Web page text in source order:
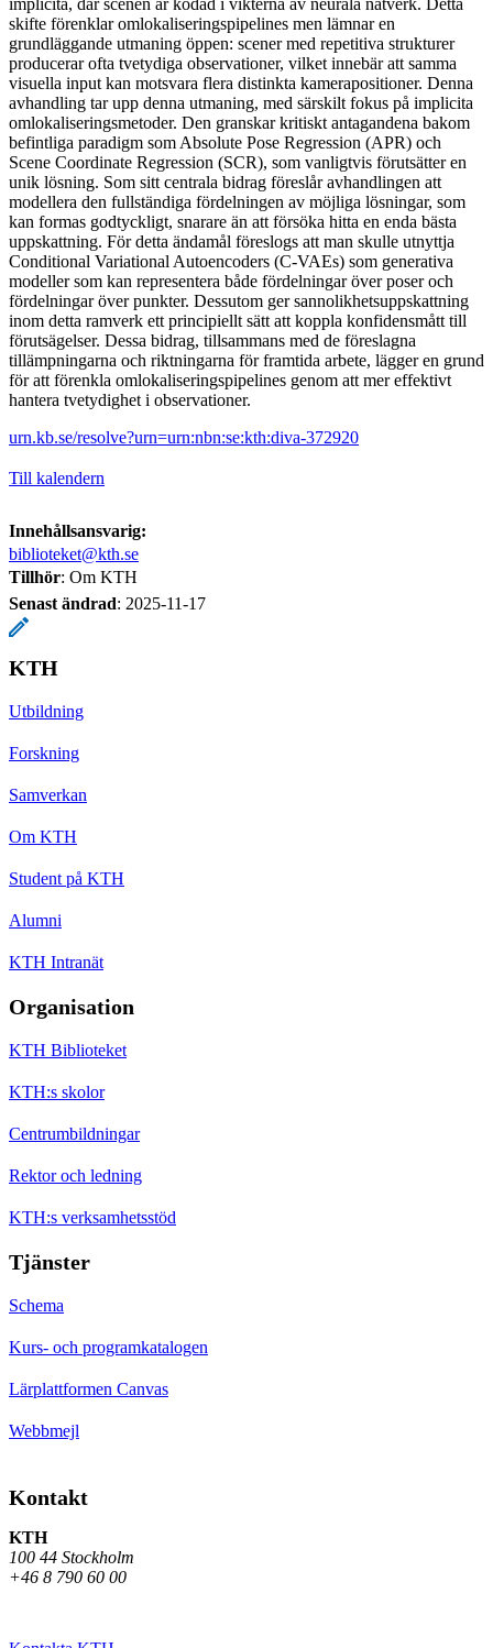
skifte förenklar omlokaliseringspipelines men lämnar en
grundläggande utmaning öppen: scener med repetitiva strukturer
producerar ofta tvetydiga observationer, vilket innebär att samma
visuella input kan motsvara flera distinkta kamerapositioner. Denna
avhandling tar upp denna utmaning, med särskilt fokus på implicita
omlokaliseringsmetoder. Den granskar kritiskt antagandena bakom
befintliga paradigm som Absolute Pose Regression (APR) och
Scene Coordinate Regression (SCR), som vanligtvis förutsätter en
unik lösning. Som sitt centrala bidrag föreslår avhandlingen att
modellera den fullständiga fördelningen av möjliga lösningar, som
kan formas godtyckligt, snarare än att försöka hitta en enda bästa
uppskattning. För detta ändamål föreslogs att man skulle utnyttja
Conditional Variational Autoencoders (C-VAEs) som generativa
modeller som kan representera både fördelningar över poser och
fördelningar över punkter. Dessutom ger sannolikhetsuppskattning
inom detta ramverk ett principiellt sätt att koppla konfidensmått till
förutsägelser. Dessa bidrag, tillsammans med de föreslagna
tillämpningarna och riktningarna för framtida arbete, lägger en grund
för att förenkla omlokaliseringspipelines genom att mer effektivt
hantera tvetydighet i observationer.
urn.kb.se/resolve?urn=urn:nbn:se:kth:diva-372920
Till kalendern
Innehållsansvarig:
biblioteket@kth.se
Tillhör: Om KTH
Senast ändrad: 2025-11-17
KTH
Utbildning
Forskning
Samverkan
Om KTH
Student på KTH
Alumni
KTH Intranät
Organisation
KTH Biblioteket
KTH:s skolor
Centrumbildningar
Rektor och ledning
KTH:s verksamhetsstöd
Tjänster
Schema
Kurs- och programkatalogen
Lärplattformen Canvas
Webbmejl
Kontakt
KTH
100 44 Stockholm
+46 8 790 60 00